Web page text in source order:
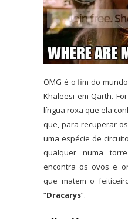
OMG é o fim do
Khaleesi em Qarth.
língua roxa que ela
que, para recuperar
uma espécie de
qualquer numa
encontra os ovos e
que matem o
“Dracarys”.